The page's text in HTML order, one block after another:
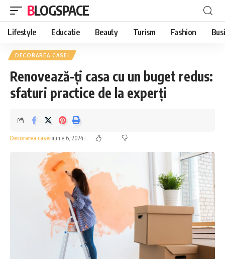
BLOGSPACE
Lifestyle Educatie Beauty Turism Fashion
DECORAREA CASEI
Renovează-ți casa cu un buget redus:
sfaturi practice de la experți
Decorarea casei iunie 6, 2024